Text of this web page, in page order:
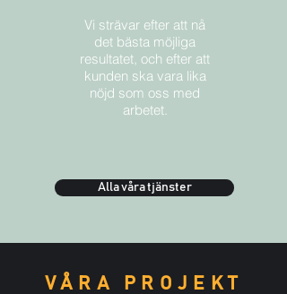
Alla våra tjänster
Vi strävar efter att nå
det bästa möjliga
resultatet, och efter att
kunden ska vara lika
nöjd som oss med
arbetet.
VÅRA PROJEKT